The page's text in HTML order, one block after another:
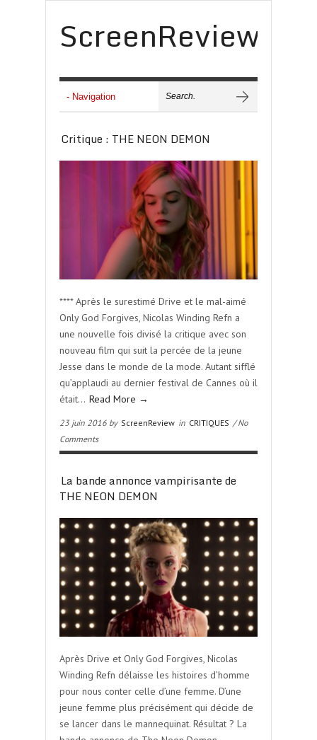
ScreenReview
Critique : THE NEON DEMON
**** Après le surestimé Drive et le mal-aimé
Only God Forgives, Nicolas Winding Refn a
une nouvelle fois divisé la critique avec son
nouveau film qui suit la percée de la jeune
Jesse dans le monde de la mode. Autant sifflé
qu’applaudi au dernier festival de Cannes où il
était… Read More →
23 juin 2016 by ScreenReview in CRITIQUES / No
Comments
La bande annonce vampirisante de
THE NEON DEMON
Après Drive et Only God Forgives, Nicolas
Winding Refn délaisse les histoires d’homme
pour nous conter celle d’une femme. D’une
jeune femme plus précisément qui décide de
se lancer dans le mannequinat. Résultat ? La